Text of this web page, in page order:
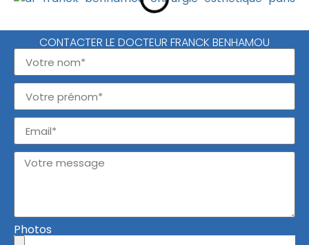
CONTACTER LE DOCTEUR FRANCK BENHAMOU
Photos